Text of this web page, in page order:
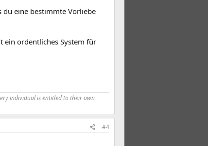
du eine bestimmte Vorliebe
ein ordentliches System für
individual is entitled to their own
#4